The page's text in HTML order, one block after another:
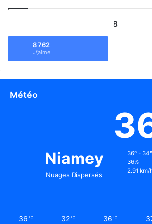
8
8 762
J\'aime
Météo
Niamey
Nuages Dispersés
36º - 34º
36%
2.91 km/h
36 ℃ 32 ℃ 36 ℃